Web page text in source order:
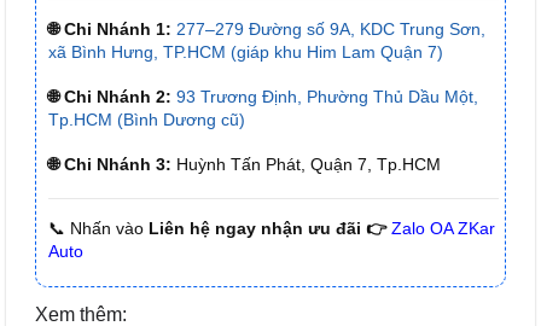
🌐 Chi Nhánh 1: 277–279 Đường số 9A, KDC Trung Sơn,
xã Bình Hưng, TP.HCM (giáp khu Him Lam Quận 7)
🌐 Chi Nhánh 2: 93 Trương Định, Phường Thủ Dầu Một,
Tp.HCM (Bình Dương cũ)
🌐 Chi Nhánh 3: Huỳnh Tấn Phát, Quận 7, Tp.HCM
📞 Nhấn vào Liên hệ ngay nhận ưu đãi 👉 Zalo OA ZKar
Auto
Xem thêm: